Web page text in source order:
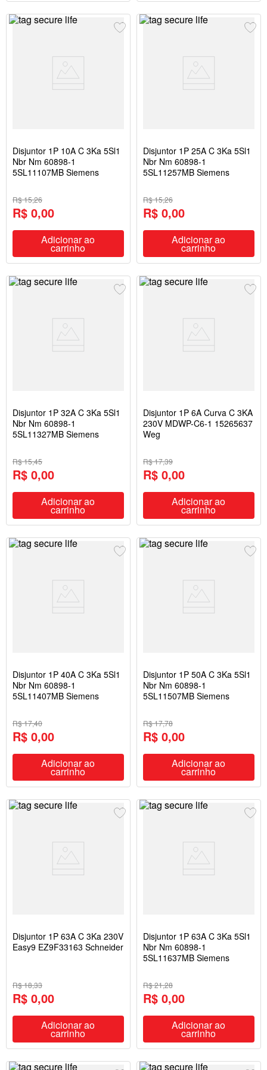
Disjuntor 1P 10A C 3Ka 5Sl1
Nbr Nm 60898-1
5SL11107MB Siemens
R$ 15,26
R$ 0,00
Adicionar ao
carrinho
Disjuntor 1P 25A C 3Ka 5Sl1
Nbr Nm 60898-1
5SL11257MB Siemens
R$ 15,26
R$ 0,00
Adicionar ao
carrinho
Disjuntor 1P 32A C 3Ka 5Sl1
Nbr Nm 60898-1
5SL11327MB Siemens
R$ 15,45
R$ 0,00
Adicionar ao
carrinho
Disjuntor 1P 6A Curva C 3KA
230V MDWP-C6-1 15265637
Weg
R$ 17,39
R$ 0,00
Adicionar ao
carrinho
Disjuntor 1P 40A C 3Ka 5Sl1
Nbr Nm 60898-1
5SL11407MB Siemens
R$ 17,40
R$ 0,00
Adicionar ao
carrinho
Disjuntor 1P 50A C 3Ka 5Sl1
Nbr Nm 60898-1
5SL11507MB Siemens
R$ 17,78
R$ 0,00
Adicionar ao
carrinho
Disjuntor 1P 63A C 3Ka 230V
Easy9 EZ9F33163 Schneider
R$ 18,33
R$ 0,00
Adicionar ao
carrinho
Disjuntor 1P 63A C 3Ka 5Sl1
Nbr Nm 60898-1
5SL11637MB Siemens
R$ 21,28
R$ 0,00
Adicionar ao
carrinho